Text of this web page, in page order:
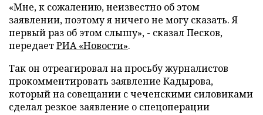
«Мне, к сожалению, неизвестно об этом
заявлении, поэтому я ничего не могу сказать. Я
первый раз об этом слышу», - сказал Песков,
передаетРИА «Новости».
Так он отреагировал на просьбу журналистов
прокомментировать заявление Кадырова,
который на совещании с чеченскими силовиками
сделал резкое заявление о спецоперации